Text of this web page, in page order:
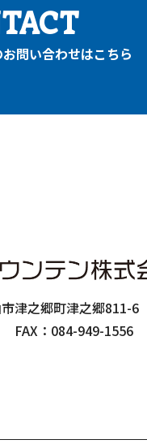
問い合わせはこちら
津之郷町津之郷811-6
FAX：084-949-1556